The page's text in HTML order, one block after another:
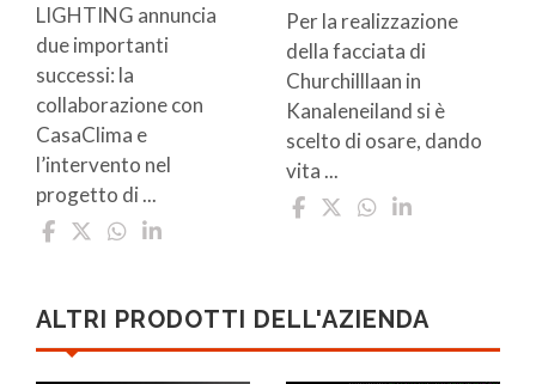
LIGHTING annuncia
due importanti
successi: la
collaborazione con
CasaClima e
l’intervento nel
progetto di ...
Per la realizzazione
della facciata di
Churchilllaan in
Kanaleneiland si è
scelto di osare, dando
vita ...
ALTRI PRODOTTI DELL'AZIENDA